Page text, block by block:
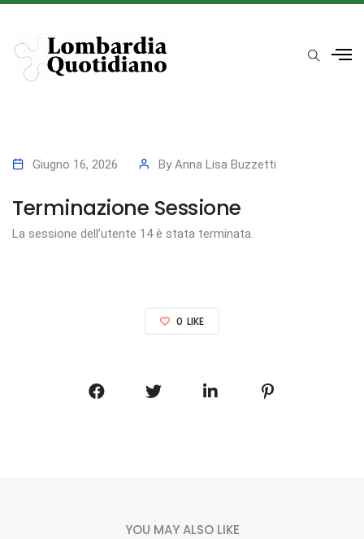
Giugno 16, 2026 By Anna Lisa Buzzetti
Terminazione Sessione
La sessione dell’utente 14 è stata terminata.
0 LIKE
YOU MAY ALSO LIKE